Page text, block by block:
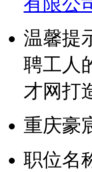
温馨提
聘工人
才网打
重庆豪
职位名